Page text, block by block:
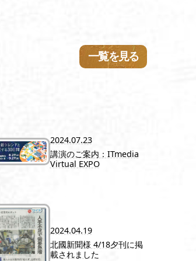
一覧を見る
2024.07.23
講演のご案内：ITmedia
Virtual EXPO
2024.04.19
北國新聞様 4/18夕刊に掲
載されました